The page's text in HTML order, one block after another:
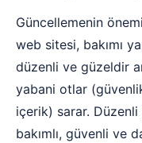
Güncellemenin
web sitesi, bakımı
düzenli ve güzeldir
yabani otlar
içerik) sarar.
bakımlı, güvenli ve